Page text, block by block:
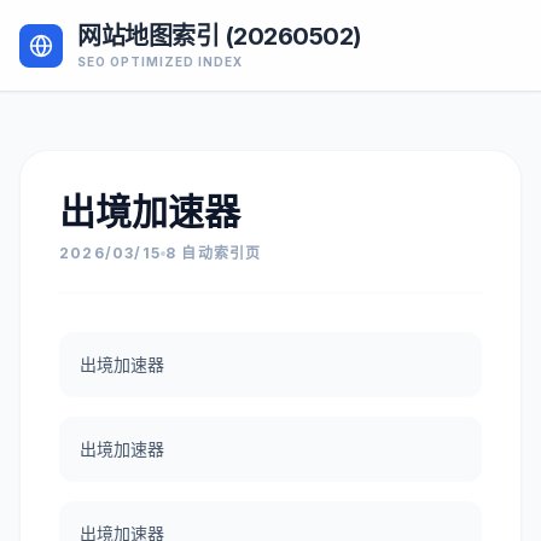
网站地图索引 (20260502)
SEO OPTIMIZED INDEX
出境加速器
2026/03/15 8 自动索引页
出境加速器
出境加速器
出境加速器